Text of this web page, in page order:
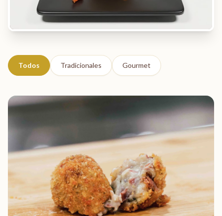
Todos Tradicionales Gourmet